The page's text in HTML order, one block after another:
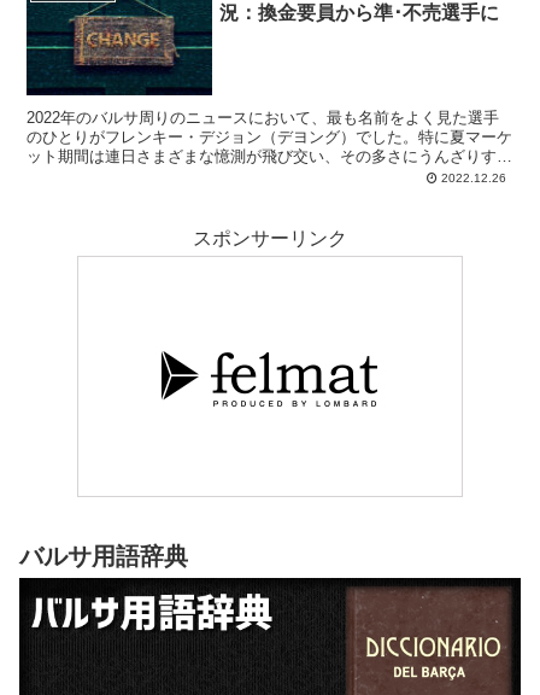
況：換金要員から準･不売選手に
2022年のバルサ周りのニュースにおいて、最も名前をよく見た選手
のひとりがフレンキー・デジョン（デヨング）でした。特に夏マーケ
ット期間は連日さまざまな憶測が飛び交い、その多さにうんざりする
ほど。華のある選手ゆえ、冬を迎える今もニュースになり続けてはい
2022.12.26
スポンサーリンク
バルサ用語辞典